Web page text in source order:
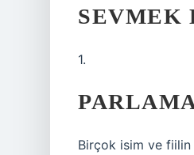
SEVMEK
1.
Birçok isim ve fiilin